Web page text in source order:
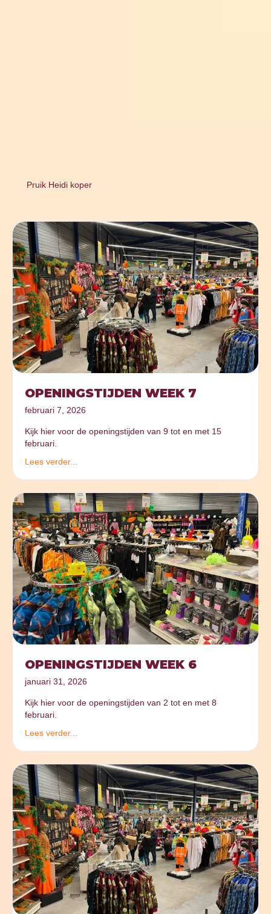
Pruik Heidi koper
OPENINGSTIJDEN WEEK 7
februari 7, 2026
Kijk hier voor de openingstijden van 9 tot en met 15
februari.
Lees verder...
OPENINGSTIJDEN WEEK 6
januari 31, 2026
Kijk hier voor de openingstijden van 2 tot en met 8
februari.
Lees verder...